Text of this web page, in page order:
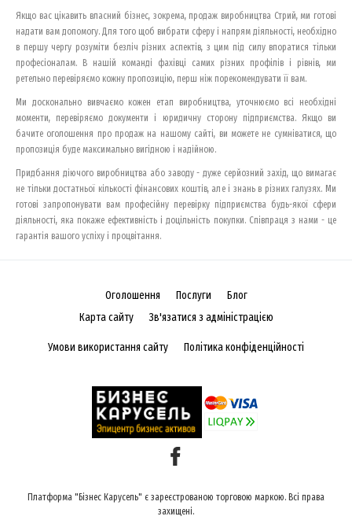
Якщо вас цікавить власний бізнес, зокрема, продаж виробництва Стрий, ми готові
надати вам допомогу. Для того щоб вибрати сферу і напрям діяльності, необхідно
в першу чергу розуміти безліч різних аспектів, з цим під силу впоратися тільки
професіоналам. В нашій команді фахівці самих різних профілів і рівнів, ми
ретельно перевіряємо кожну пропозицію, перш ніж порекомендувати її вам.
Ми досконально вивчаємо кожен етап виробництва, уточнюємо всі необхідні
моменти, перевіряємо документи і юридичну сторону підприємства. Якщо ви
бачите оголошення про продаж на нашому сайті, ви можете не сумніватися, що
пропозиція буде максимально вигідною і надійною.
Придбання діючого виробництва або заводу - дуже серйозний захід, що вимагає
не тільки достатньої кількості фінансових коштів, але і знань в різних галузях. Ми
готові запропонувати вам професійну перевірку підприємства будь-якої сфери
діяльності, яка покаже ефективність і доцільність покупки. Співпраця з нами - це
гарантія вашого успіху і процвітання.
Оголошення Послуги
Блог
Карта сайту
Зв'язатися з адміністрацією
Умови використання сайту Політика конфіденційності
Платформа "Бізнес Карусель" є зареєстрованою торговою маркою. Всі права
захищені.